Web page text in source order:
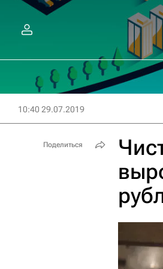
10:40 29.07.2019
Поделиться